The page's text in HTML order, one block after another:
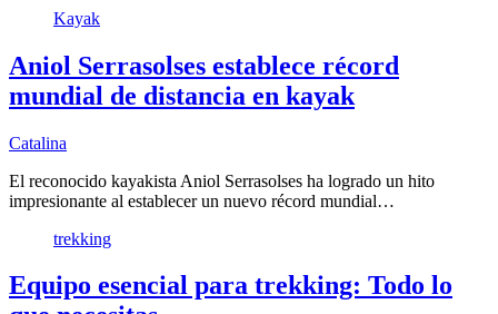
Kayak
Aniol Serrasolses establece récord
mundial de distancia en kayak
Catalina
El reconocido kayakista Aniol Serrasolses ha logrado un hito
impresionante al establecer un nuevo récord mundial…
trekking
Equipo esencial para trekking: Todo lo